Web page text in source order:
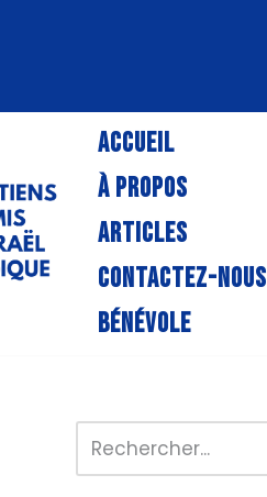
ACCUEIL
À PROPOS
ARTICLES
CONTACTEZ-NOUS
BÉNÉVOLE